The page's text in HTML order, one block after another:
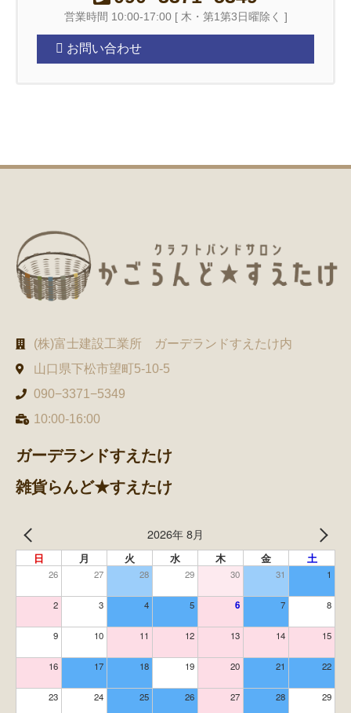
営業時間 10:00-17:00 [ 木・第1第3日曜除く ]
お問い合わせ
(株)富士建設工業所 ガーデランドすえたけ内
山口県下松市望町5-10-5
090−3371−5349
10:00-16:00
ガーデランドすえたけ
雑貨らんど★すえたけ
2026年 8月
日 月 火 水 木 金 土
26 27 28 29 30 31 1
2 3 4 5 6 7 8
9 10 11 12 13 14 15
16 17 18 19 20 21 22
23 24 25 26 27 28 29